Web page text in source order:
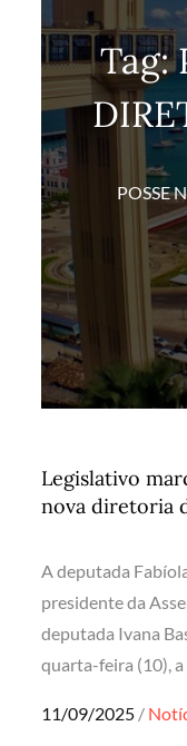
Tag:
POSSE
Legislativo
nova diretoria
A deputada
presidente da
deputada Ivana
quarta-feira (10),
Posted
11/09/2025